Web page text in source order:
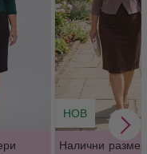
НОВ
Налични